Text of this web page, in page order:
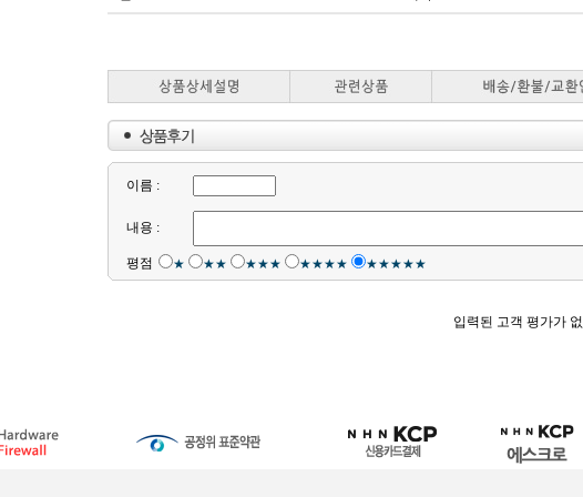
이름 :
내용 :
평점 ★ ★★ ★★★ ★★★★ ★★★★★
입력된 고객 평가가